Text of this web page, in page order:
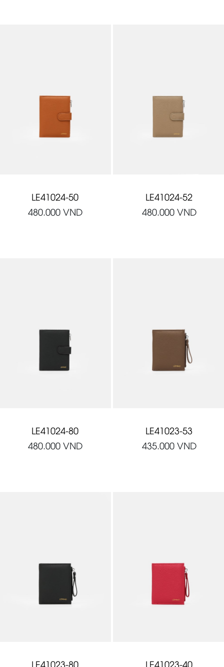
LE41024-50
480.000VND
LE41024-52
480.000VND
LE41024-80
480.000VND
LE41023-53
435.000VND
LE41023-80 LE41023-40